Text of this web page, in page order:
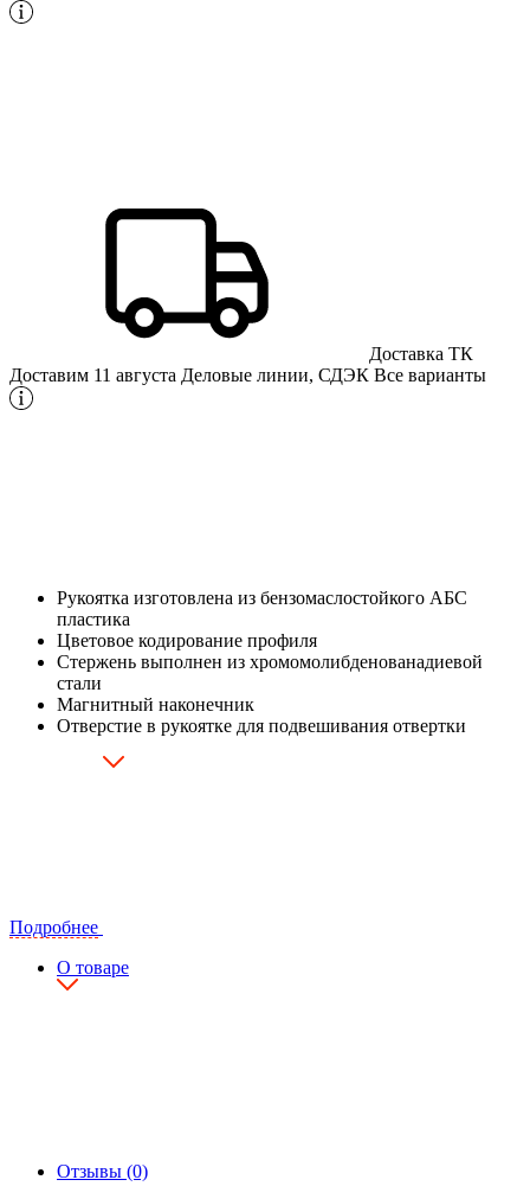
Доставка ТК
Доставим 11 августа Деловые линии, СДЭК Все варианты
Рукоятка изготовлена из бензомаслостойкого АБС
пластика
Цветовое кодирование профиля
Стержень выполнен из хромомолибденованадиевой
стали
Магнитный наконечник
Отверстие в рукоятке для подвешивания отвертки
Подробнее
О товаре
Отзывы (0)